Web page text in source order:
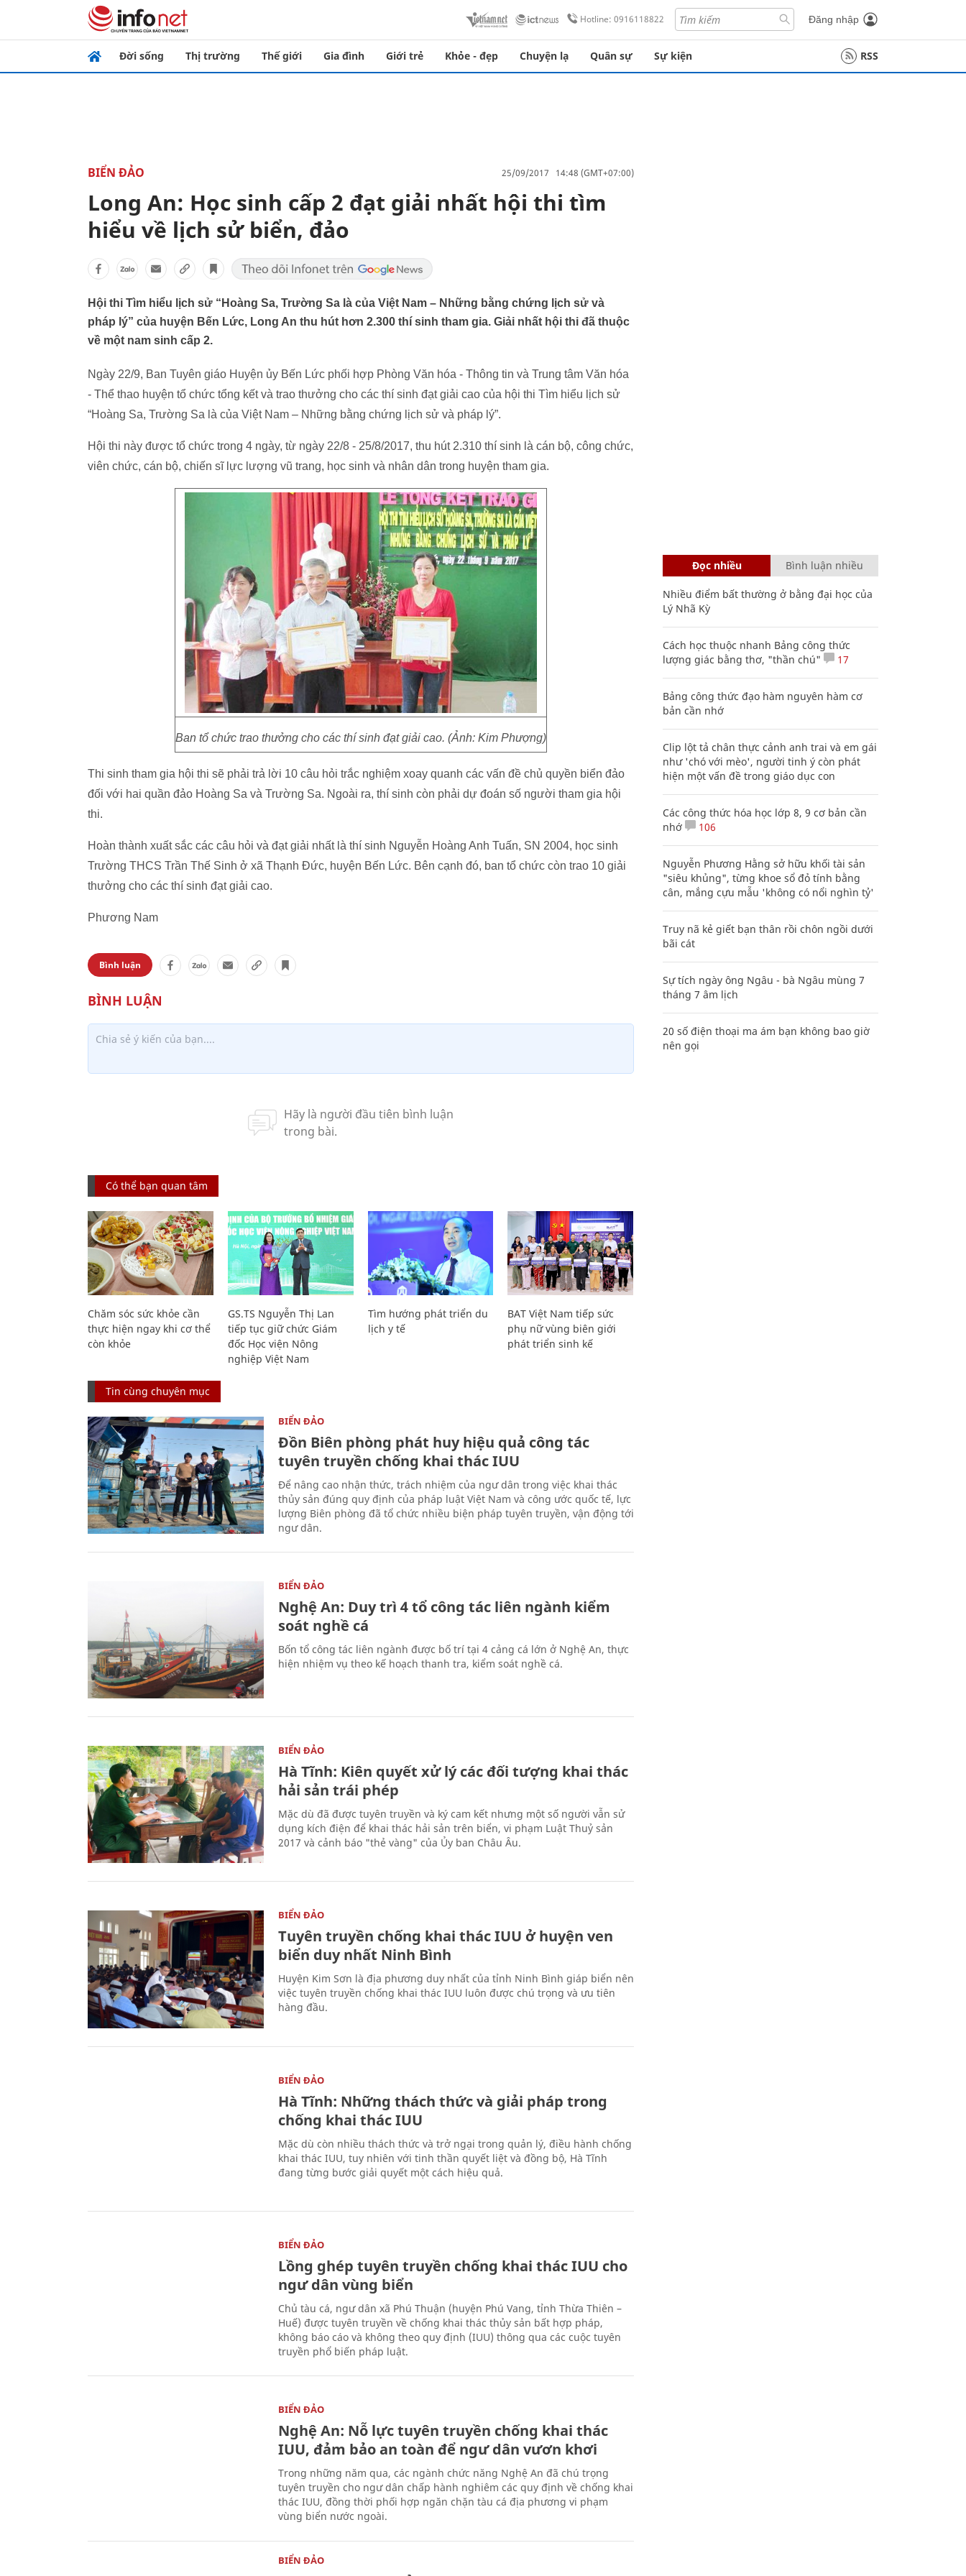
Hotline: 0916118822 Đăng nhập
Đời sống Thị trường Thế giới Gia đình Giới trẻ Khỏe - đẹp Chuyện lạ Quân sự Sự kiện RSS
BIỂN ĐẢO 25/09/2017 14:48 (GMT+07:00)
Long An: Học sinh cấp 2 đạt giải nhất hội thi tìm
hiểu về lịch sử biển, đảo
Hội thi Tìm hiểu lịch sử “Hoàng Sa, Trường Sa là của Việt Nam – Những bằng chứng lịch sử và
pháp lý” của huyện Bến Lức, Long An thu hút hơn 2.300 thí sinh tham gia. Giải nhất hội thi đã thuộc
về một nam sinh cấp 2.
Ngày 22/9, Ban Tuyên giáo Huyện ủy Bến Lức phối hợp Phòng Văn hóa - Thông tin và Trung tâm Văn hóa
- Thể thao huyện tổ chức tổng kết và trao thưởng cho các thí sinh đạt giải cao của hội thi Tìm hiểu lịch sử
“Hoàng Sa, Trường Sa là của Việt Nam – Những bằng chứng lịch sử và pháp lý”.
Hội thi này được tổ chức trong 4 ngày, từ ngày 22/8 - 25/8/2017, thu hút 2.310 thí sinh là cán bộ, công chức,
viên chức, cán bộ, chiến sĩ lực lượng vũ trang, học sinh và nhân dân trong huyện tham gia.
Ban tổ chức trao thưởng cho các thí sinh đạt giải cao. (Ảnh: Kim Phượng)
Thi sinh tham gia hội thi sẽ phải trả lời 10 câu hỏi trắc nghiệm xoay quanh các vấn đề chủ quyền biển đảo
đối với hai quần đảo Hoàng Sa và Trường Sa. Ngoài ra, thí sinh còn phải dự đoán số người tham gia hội
thi.
Hoàn thành xuất sắc các câu hỏi và đạt giải nhất là thí sinh Nguyễn Hoàng Anh Tuấn, SN 2004, học sinh
Trường THCS Trần Thế Sinh ở xã Thạnh Đức, huyện Bến Lức. Bên cạnh đó, ban tổ chức còn trao 10 giải
thưởng cho các thí sinh đạt giải cao.
Phương Nam
Bình luận
Có thể bạn quan tâm
Chăm sóc sức khỏe cần
thực hiện ngay khi cơ thể
còn khỏe
GS.TS Nguyễn Thị Lan
tiếp tục giữ chức Giám
đốc Học viện Nông
nghiệp Việt Nam
Tìm hướng phát triển du
lịch y tế
BAT Việt Nam tiếp sức
phụ nữ vùng biên giới
phát triển sinh kế
Tin cùng chuyên mục
BIỂN ĐẢO
Đồn Biên phòng phát huy hiệu quả công tác
tuyên truyền chống khai thác IUU
Để nâng cao nhận thức, trách nhiệm của ngư dân trong việc khai thác
thủy sản đúng quy định của pháp luật Việt Nam và công ước quốc tế, lực
lượng Biên phòng đã tổ chức nhiều biện pháp tuyên truyền, vận động tới
ngư dân.
BIỂN ĐẢO
Nghệ An: Duy trì 4 tổ công tác liên ngành kiểm
soát nghề cá
Bốn tổ công tác liên ngành được bố trí tại 4 cảng cá lớn ở Nghệ An, thực
hiện nhiệm vụ theo kế hoạch thanh tra, kiểm soát nghề cá.
BIỂN ĐẢO
Hà Tĩnh: Kiên quyết xử lý các đối tượng khai thác
hải sản trái phép
Mặc dù đã được tuyên truyền và ký cam kết nhưng một số người vẫn sử
dụng kích điện để khai thác hải sản trên biển, vi phạm Luật Thuỷ sản
2017 và cảnh báo "thẻ vàng" của Ủy ban Châu Âu.
BIỂN ĐẢO
Tuyên truyền chống khai thác IUU ở huyện ven
biển duy nhất Ninh Bình
Huyện Kim Sơn là địa phương duy nhất của tỉnh Ninh Bình giáp biển nên
việc tuyên truyền chống khai thác IUU luôn được chú trọng và ưu tiên
hàng đầu.
BIỂN ĐẢO
Hà Tĩnh: Những thách thức và giải pháp trong
chống khai thác IUU
Mặc dù còn nhiều thách thức và trở ngại trong quản lý, điều hành chống
khai thác IUU, tuy nhiên với tinh thần quyết liệt và đồng bộ, Hà Tĩnh
đang từng bước giải quyết một cách hiệu quả.
BIỂN ĐẢO
Lồng ghép tuyên truyền chống khai thác IUU cho
ngư dân vùng biển
Chủ tàu cá, ngư dân xã Phú Thuận (huyện Phú Vang, tỉnh Thừa Thiên –
Huế) được tuyên truyền về chống khai thác thủy sản bất hợp pháp,
không báo cáo và không theo quy định (IUU) thông qua các cuộc tuyên
truyền phổ biến pháp luật.
BIỂN ĐẢO
Nghệ An: Nỗ lực tuyên truyền chống khai thác
IUU, đảm bảo an toàn để ngư dân vươn khơi
Trong những năm qua, các ngành chức năng Nghệ An đã chú trọng
tuyên truyền cho ngư dân chấp hành nghiêm các quy định về chống khai
thác IUU, đồng thời phối hợp ngăn chặn tàu cá địa phương vi phạm
vùng biển nước ngoài.
BIỂN ĐẢO
Đọc nhiều Bình luận nhiều
Nhiều điểm bất thường ở bằng đại học của
Lý Nhã Kỳ
Cách học thuộc nhanh Bảng công thức
lượng giác bằng thơ, "thần chú"
17
Bảng công thức đạo hàm nguyên hàm cơ
bản cần nhớ
Clip lột tả chân thực cảnh anh trai và em gái
như 'chó với mèo', người tinh ý còn phát
hiện một vấn đề trong giáo dục con
Các công thức hóa học lớp 8, 9 cơ bản cần
nhớ
106
Nguyễn Phương Hằng sở hữu khối tài sản
"siêu khủng", từng khoe sổ đỏ tính bằng
cân, mắng cựu mẫu 'không có nổi nghìn tỷ'
Truy nã kẻ giết bạn thân rồi chôn ngồi dưới
bãi cát
Sự tích ngày ông Ngâu - bà Ngâu mùng 7
tháng 7 âm lịch
20 số điện thoại ma ám bạn không bao giờ
nên gọi